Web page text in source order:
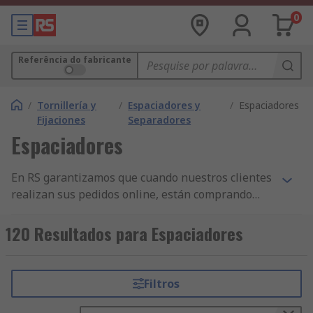
0
Referência do fabricante
/ Tornillería y
Fijaciones
/ Espaciadores y
Separadores
/ Espaciadores
Espaciadores
En RS garantizamos que cuando nuestros clientes
realizan sus pedidos online, están comprando
con las normas de seguridad pertinentes. Hemos
construido nuestra reputación sobre nuestro
componentes de Espaciadores y otros productos
de Espaciadores y Separadores y Fijaciones y
120 Resultados para Espaciadores
Filtros